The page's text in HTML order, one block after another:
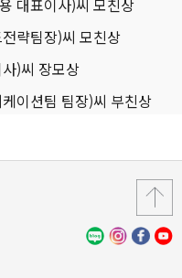
대표이사)씨 모친상
략팀장)씨 모친상
)씨 장모상
이션팀 팀장)씨 부친상